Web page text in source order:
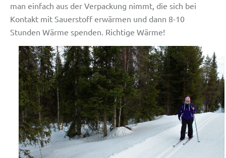
man einfach aus der Verpackung nimmt, die sich bei
Kontakt mit Sauerstoff erwärmen und dann 8-10
Stunden Wärme spenden. Richtige Wärme!